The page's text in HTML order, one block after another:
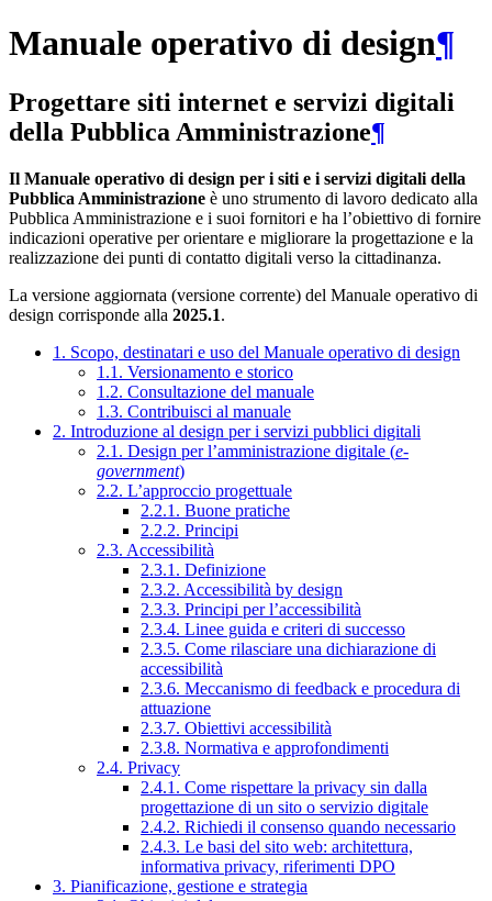
Manuale operativo di design¶
Progettare siti internet e servizi digitali
della Pubblica Amministrazione¶
Il Manuale operativo di design per i siti e i servizi digitali della
Pubblica Amministrazione è uno strumento di lavoro dedicato alla
Pubblica Amministrazione e i suoi fornitori e ha l’obiettivo di fornire
indicazioni operative per orientare e migliorare la progettazione e la
realizzazione dei punti di contatto digitali verso la cittadinanza.
La versione aggiornata (versione corrente) del Manuale operativo di
design corrisponde alla 2025.1.
1. Scopo, destinatari e uso del Manuale operativo di design
1.1. Versionamento e storico
1.2. Consultazione del manuale
1.3. Contribuisci al manuale
2. Introduzione al design per i servizi pubblici digitali
2.1. Design per l’amministrazione digitale (e-
government)
2.2. L’approccio progettuale
2.2.1. Buone pratiche
2.2.2. Principi
2.3. Accessibilità
2.3.1. Definizione
2.3.2. Accessibilità by design
2.3.3. Principi per l’accessibilità
2.3.4. Linee guida e criteri di successo
2.3.5. Come rilasciare una dichiarazione di
accessibilità
2.3.6. Meccanismo di feedback e procedura di
attuazione
2.3.7. Obiettivi accessibilità
2.3.8. Normativa e approfondimenti
2.4. Privacy
2.4.1. Come rispettare la privacy sin dalla
progettazione di un sito o servizio digitale
2.4.2. Richiedi il consenso quando necessario
2.4.3. Le basi del sito web: architettura,
informativa privacy, riferimenti DPO
3. Pianificazione, gestione e strategia